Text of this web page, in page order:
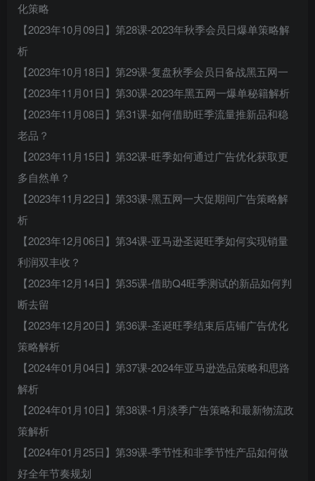
化策略
【2023年10月09日】第28课-2023年秋季会员日爆单策略解
析
【2023年10月18日】第29课-复盘秋季会员日备战黑五网一
【2023年11月01日】第30课-2023年黑五网一爆单秘籍解析
【2023年11月08日】第31课-如何借助旺季流量推新品和稳
老品？
【2023年11月15日】第32课-旺季如何通过广告优化获取更
多自然单？
【2023年11月22日】第33课-黑五网一大促期间广告策略解
析
【2023年12月06日】第34课-亚马逊圣诞旺季如何实现销量
利润双丰收？
【2023年12月14日】第35课-借助Q4旺季测试的新品如何判
断去留
【2023年12月20日】第36课-圣诞旺季结束后店铺广告优化
策略解析
【2024年01月04日】第37课-2024年亚马逊选品策略和思路
解析
【2024年01月10日】第38课-1月淡季广告策略和最新物流政
策解析
【2024年01月25日】第39课-季节性和非季节性产品如何做
好全年节奏规划